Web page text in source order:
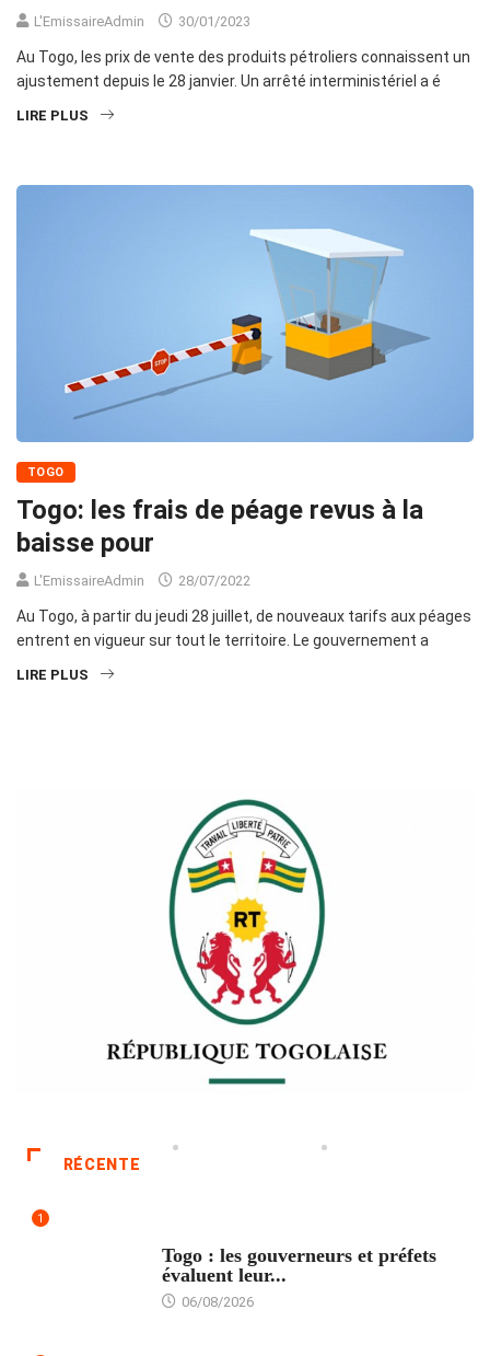
L'EmissaireAdmin 30/01/2023
Au Togo, les prix de vente des produits pétroliers connaissent un
ajustement depuis le 28 janvier. Un arrêté interministériel a é
LIRE PLUS
TOGO
Togo: les frais de péage revus à la
baisse pour
L'EmissaireAdmin 28/07/2022
Au Togo, à partir du jeudi 28 juillet, de nouveaux tarifs aux péages
entrent en vigueur sur tout le territoire. Le gouvernement a
LIRE PLUS
RÉCENTE
1
Togo : les gouverneurs et préfets
évaluent leur...
06/08/2026